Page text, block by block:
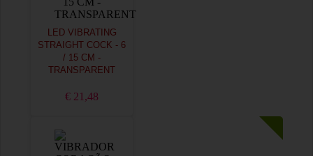
LED VIBRATING
STRAIGHT COCK - 6
/ 15 CM -
TRANSPARENT
€ 21,48